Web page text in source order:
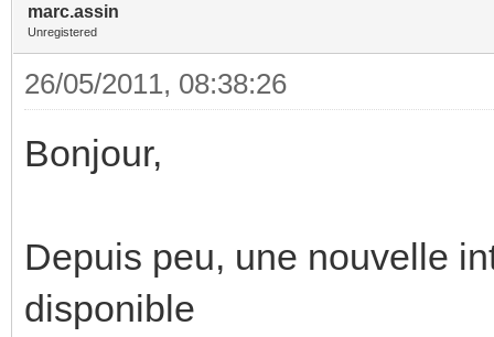
marc.assin
Unregistered
26/05/2011, 08:38:26
Bonjour,
Depuis peu, une nouvelle
disponible